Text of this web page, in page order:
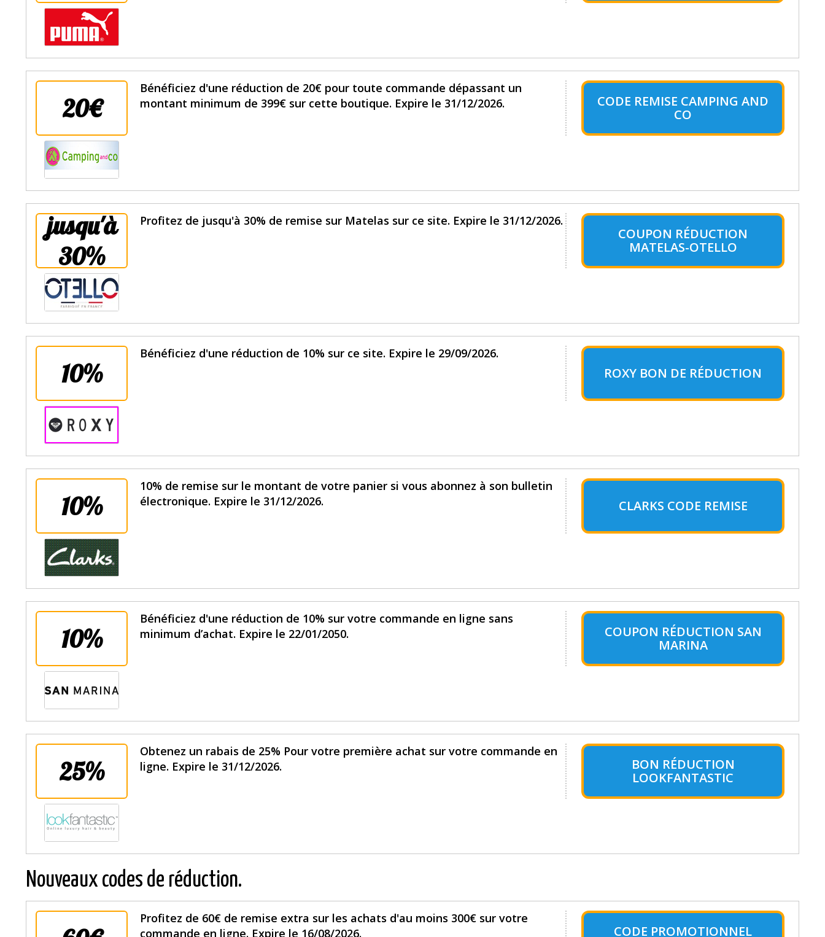
20€
Bénéficiez d'une réduction de 20€ pour toute commande dépassant un
montant minimum de 399€ sur cette boutique. Expire le 31/12/2026.
CODE REMISE CAMPING AND
CO
jusqu'à
30%
Profitez de jusqu'à 30% de remise sur Matelas sur ce site. Expire le 31/12/2026.
COUPON RÉDUCTION
MATELAS-OTELLO
10%
Bénéficiez d'une réduction de 10% sur ce site. Expire le 29/09/2026.
ROXY BON DE RÉDUCTION
10%
10% de remise sur le montant de votre panier si vous abonnez à son bulletin
électronique. Expire le 31/12/2026.
CLARKS CODE REMISE
10%
Bénéficiez d'une réduction de 10% sur votre commande en ligne sans
minimum d’achat. Expire le 22/01/2050.
COUPON RÉDUCTION SAN
MARINA
25%
Obtenez un rabais de 25% Pour votre première achat sur votre commande en
ligne. Expire le 31/12/2026.
BON RÉDUCTION
LOOKFANTASTIC
Nouveaux codes de réduction.
Profitez de 60€ de remise extra sur les achats d'au moins 300€ sur votre
commande en ligne. Expire le 16/08/2026.
CODE PROMOTIONNEL